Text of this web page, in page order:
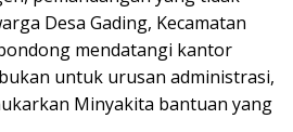
Desa Gading, Kecamatan
mendatangi kantor
untuk urusan administrasi,
Minyakita bantuan yang